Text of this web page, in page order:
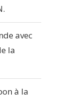
avec
la
à la